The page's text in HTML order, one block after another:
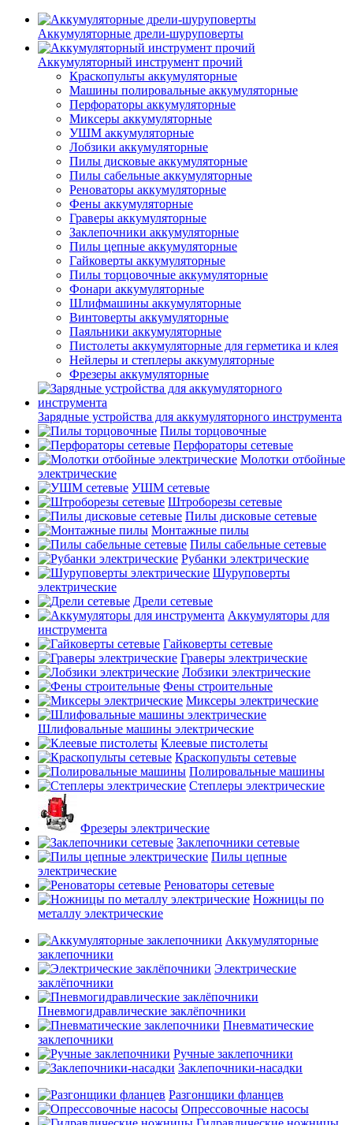
Аккумуляторные дрели-шуруповерты
Аккумуляторный инструмент прочий
Краскопульты аккумуляторные
Машины полировальные аккумуляторные
Перфораторы аккумуляторные
Миксеры аккумуляторные
УШМ аккумуляторные
Лобзики аккумуляторные
Пилы дисковые аккумуляторные
Пилы сабельные аккумуляторные
Реноваторы аккумуляторные
Фены аккумуляторные
Граверы аккумуляторные
Заклепочники аккумуляторные
Пилы цепные аккумуляторные
Гайковерты аккумуляторные
Пилы торцовочные аккумуляторные
Фонари аккумуляторные
Шлифмашины аккумуляторные
Винтоверты аккумуляторные
Паяльники аккумуляторные
Пистолеты аккумуляторные для герметика и клея
Нейлеры и степлеры аккумуляторные
Фрезеры аккумуляторные
Зарядные устройства для аккумуляторного инструмента
Пилы торцовочные
Перфораторы сетевые
Молотки отбойные
электрические
УШМ сетевые
Штроборезы сетевые
Пилы дисковые сетевые
Монтажные пилы
Пилы сабельные сетевые
Рубанки электрические
Шуруповерты
электрические
Дрели сетевые
Аккумуляторы для
инструмента
Гайковерты сетевые
Граверы электрические
Лобзики электрические
Фены строительные
Миксеры электрические
Шлифовальные машины электрические
Клеевые пистолеты
Краскопульты сетевые
Полировальные машины
Степлеры электрические
Фрезеры электрические
Заклепочники сетевые
Пилы цепные
электрические
Реноваторы сетевые
Ножницы по
металлу электрические
Аккумуляторные
заклепочники
Электрические
заклёпочники
Пневмогидравлические заклёпочники
Пневматические
заклепочники
Ручные заклепочники
Заклепочники-насадки
Разгонщики фланцев
Опрессовочные насосы